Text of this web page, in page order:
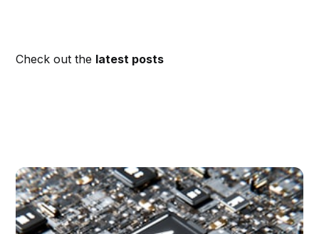
Check out the latest posts